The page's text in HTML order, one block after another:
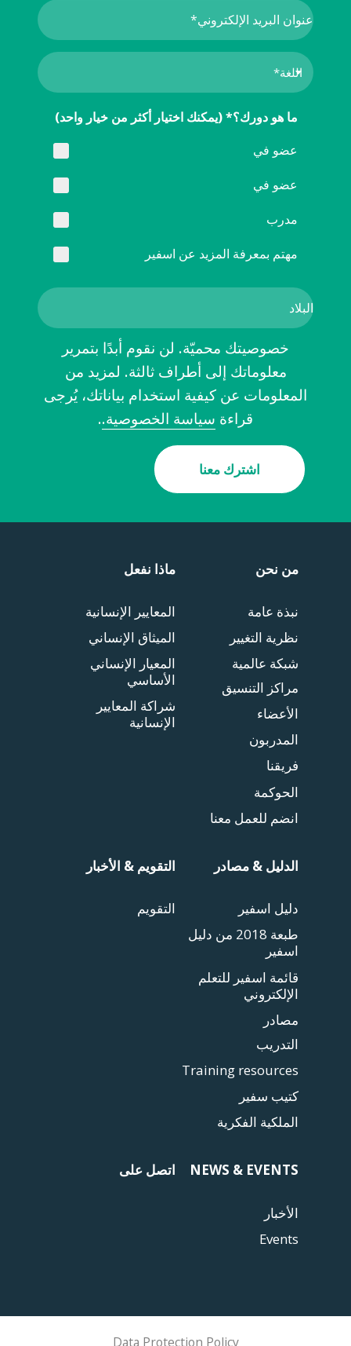
ما هو دورك؟* (يمكنك اختيار أكثر من خيار واحد)
عضو في
عضو في
مدرب
مهتم بمعرفة المزيد عن اسفير
خصوصيتك محميّة. لن نقوم أبدًا بتمرير
معلوماتك إلى أطراف ثالثة. لمزيد من
المعلومات عن كيفية استخدام بياناتك، يُرجى
قراءة سياسة الخصوصية..
اشترك معنا
من نحن
نبذة عامة
نظرية التغيير
شبكة عالمية
مراكز التنسيق
الأعضاء
المدربون
فريقنا
الحوكمة
انضم للعمل معنا
ماذا نفعل
المعايير الإنسانية
الميثاق الإنساني
المعيار الإنساني
الأساسي
شراكة المعايير
الإنسانية
الدليل & مصادر
دليل اسفير
طبعة 2018 من دليل
اسفير
قائمة اسفير للتعلم
الإلكتروني
مصادر
التدريب
Training resources
كتيب سفير
الملكية الفكرية
التقويم & الأخبار
التقويم
NEWS & EVENTS
الأخبار
Events
اتصل على
Data Protection Policy